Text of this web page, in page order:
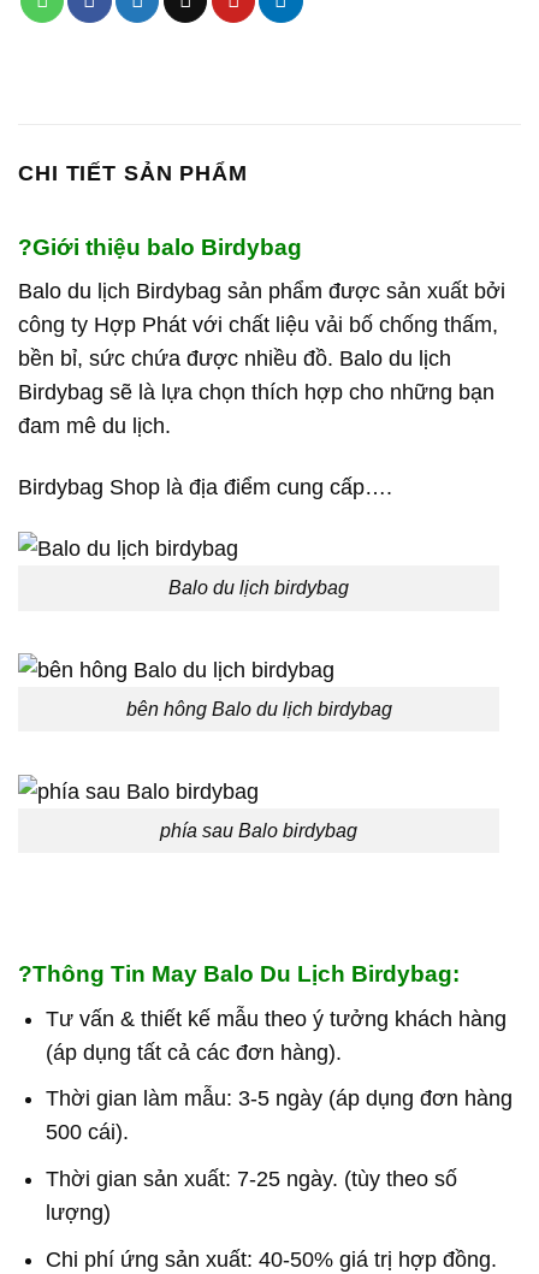
CHI TIẾT SẢN PHẨM
?Giới thiệu balo Birdybag
Balo du lịch Birdybag sản phẩm được sản xuất bởi
công ty Hợp Phát với chất liệu vải bố chống thấm,
bền bỉ, sức chứa được nhiều đồ. Balo du lịch
Birdybag sẽ là lựa chọn thích hợp cho những bạn
đam mê du lịch.
Birdybag Shop là địa điểm cung cấp….
Balo du lịch birdybag
bên hông Balo du lịch birdybag
phía sau Balo birdybag
?Thông Tin May Balo Du Lịch Birdybag:
Tư vấn & thiết kế mẫu theo ý tưởng khách hàng
(áp dụng tất cả các đơn hàng).
Thời gian làm mẫu: 3-5 ngày (áp dụng đơn hàng
500 cái).
Thời gian sản xuất: 7-25 ngày. (tùy theo số
lượng)
Chi phí ứng sản xuất: 40-50% giá trị hợp đồng.